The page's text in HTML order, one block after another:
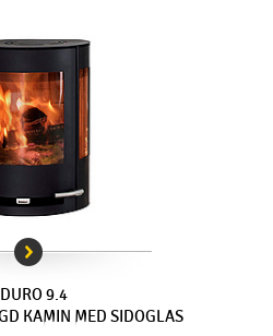
9.4
KAMIN MED SIDOGLAS